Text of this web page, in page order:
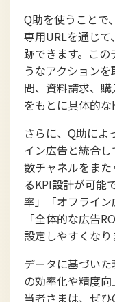
Q助を使うことで
専用URLを通じ
跡できます。こ
うなアクション
問、資料請求、
をもとに具体的な
さらに、Q助によ
イン広告と統合
数チャネルをま
るKPI設計が可能
率」「オフライン
「全体的な広告
設定しやすくなり
データに基づい
の効率化や精度
当者さまは、ぜひ